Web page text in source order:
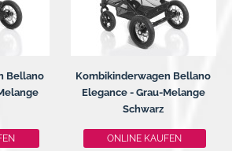
Bellano
Kombikinderwagen Bellano
Elegance - Grau-Melange
Schwarz
ONLINE KAUFEN